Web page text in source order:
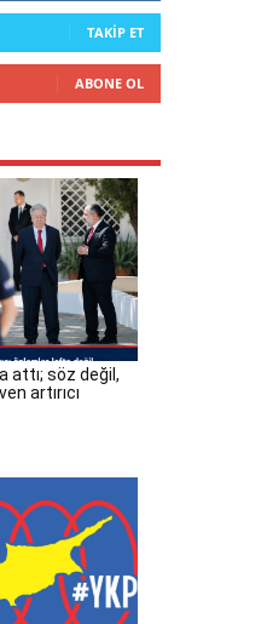
TAKIP ET
ABONE OL
attı; söz değil,
artırıcı